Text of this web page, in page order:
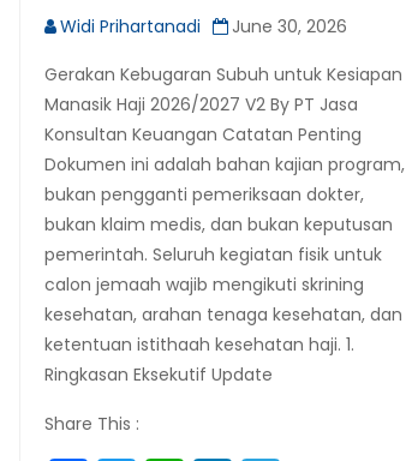
Widi Prihartanadi
June 30, 2026
Gerakan Kebugaran Subuh untuk Kesiapan
Manasik Haji 2026/2027 V2 By PT Jasa
Konsultan Keuangan Catatan Penting
Dokumen ini adalah bahan kajian program,
bukan pengganti pemeriksaan dokter,
bukan klaim medis, dan bukan keputusan
pemerintah. Seluruh kegiatan fisik untuk
calon jemaah wajib mengikuti skrining
kesehatan, arahan tenaga kesehatan, dan
ketentuan istithaah kesehatan haji. 1.
Ringkasan Eksekutif Update
Share This :